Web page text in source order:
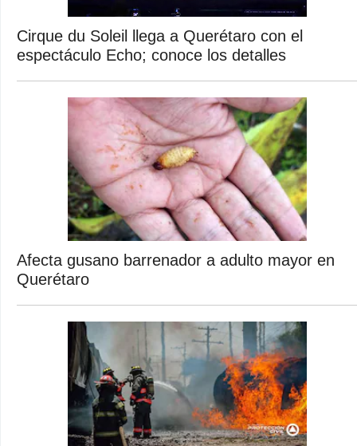
Cirque du Soleil llega a Querétaro con el
espectáculo Echo; conoce los detalles
Afecta gusano barrenador a adulto mayor en
Querétaro